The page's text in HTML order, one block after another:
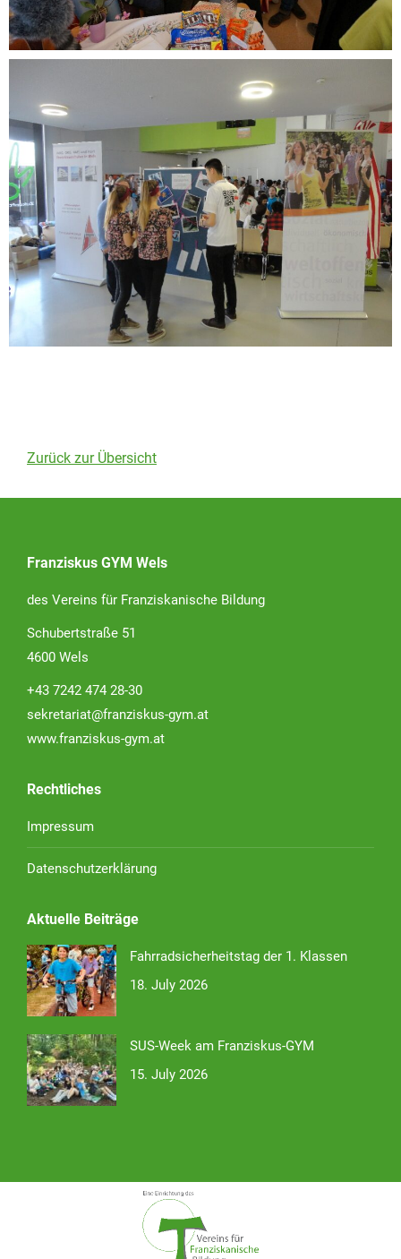
Zurück zur Übersicht
Franziskus GYM Wels
des Vereins für Franziskanische Bildung
Schubertstraße 51
4600 Wels
+43 7242 474 28-30
sekretariat@franziskus-gym.at
www.franziskus-gym.at
Rechtliches
Impressum
Datenschutzerklärung
Aktuelle Beiträge
Fahrradsicherheitstag der 1. Klassen
18. July 2026
SUS-Week am Franziskus-GYM
15. July 2026